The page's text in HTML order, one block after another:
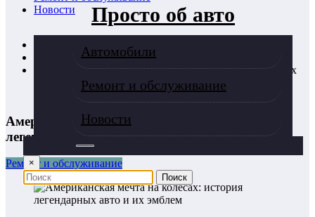
Просто об авто
Автомобили
Ремонт и обслуживание
Новости
×
Новости
Ремонт и обслуживание
Американская мечта на колесах: история легендарных
авто и их эмблем
Американская мечта на колесах: история
легендарных авто и их эмблем
Ремонт и обслуживание